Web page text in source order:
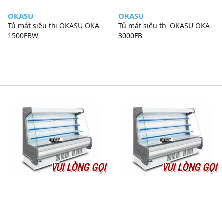
OKASU
Tủ mát siêu thị OKASU OKA-
1500FBW
OKASU
Tủ mát siêu thị OKASU OKA-
3000FB
VUI LÒNG GỌI VUI LÒNG GỌI